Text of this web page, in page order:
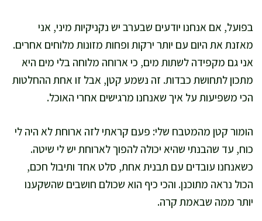
בפועל, אם אנחנו יודעים שבערב יש נקניקיות מיני, אני
מאזנת את היום עם יותר ירקות ופחות מזונות מלוחים אחרים.
אני גם מקפידה לשתות מים, כי ארוחה מלוחה בלי מים היא
מתכון לתחושת כבדות. זה נשמע קטן, אבל זו אחת ההחלטות
הכי משפיעות על איך שאנחנו מרגישים אחרי האוכל.
הומור קטן מהמטבח שלי: פעם קראתי לזה ארוחת לא היה לי
כוח, עד שהבנתי שהיא יכולה להפוך לארוחת יש לי שיטה.
כשאנחנו עובדים עם תבנית אחת, סלט אחד ותיבול חכם,
הכול נראה מתוכנן. והכי כיף הוא שכולם חושבים שהשקענו
יותר ממה שבאמת קרה.